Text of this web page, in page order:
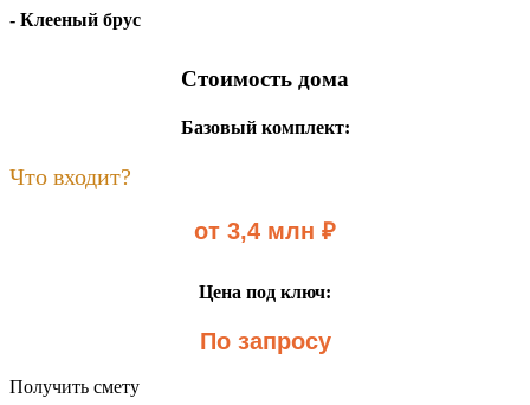
- Клееный брус
Стоимость дома
Базовый комплект:
Что входит?
от 3,4 млн ₽
Цена под ключ:
По запросу
Получить смету